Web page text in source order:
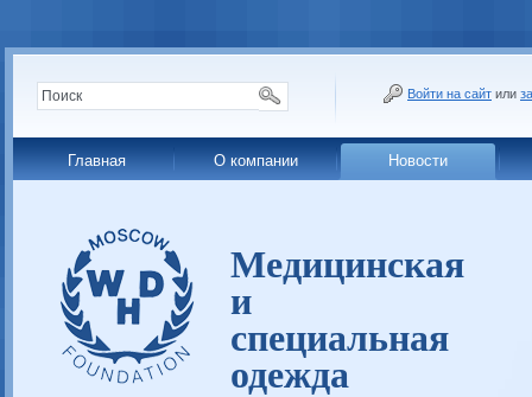
Войти на сайт или
Главная О компании Новости
Медицинская
и
специальная
одежда